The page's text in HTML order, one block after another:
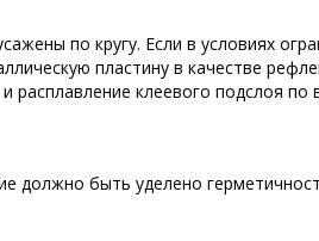
по кругу. Если в условиях
пластину в качестве
клеевого подслоя по
должно быть уделено